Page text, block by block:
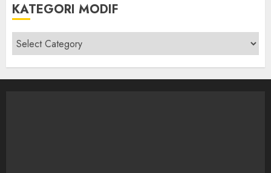
KATEGORI MODIF
Kategori
modif